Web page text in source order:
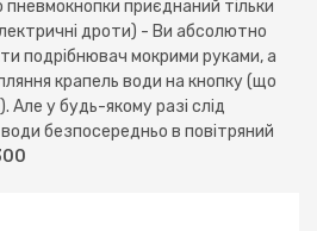
пневмокнопки приєднаний тільки
дроти) - Ви абсолютно
подрібнювач мокрими руками, а
крапель води на кнопку (що
у будь-якому разі слід
безпосередньо в повітряний